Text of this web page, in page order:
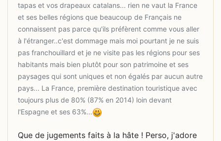
tapas et vos drapeaux catalans... rien ne vaut la France
et ses belles régions que beaucoup de Français ne
connaissent pas parce qu'ils préfèrent comme vous aller
à l'étranger..c'est dommage mais moi pourtant je ne suis
pas franchouillard et je ne visite pas les régions pour ses
habitants mais bien plutôt pour son patrimoine et ses
paysages qui sont uniques et non égalés par aucun autre
pays... La France, première destination touristique avec
toujours plus de 80% (87% en 2014) loin devant
l'Espagne et ses 63%...
Que de jugements faits à la hâte ! Perso, j'adore